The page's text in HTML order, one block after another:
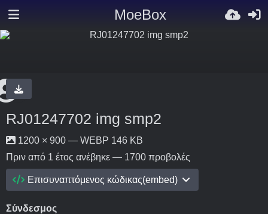
MoeBox
RJ01247702 img smp2
1200 × 900 — WEBP 146 KB
Πριν από 1 έτος ανέβηκε — 1700 προβολές
Επισυναπτόμενος κώδικας(embed)
Σύνδεσμος